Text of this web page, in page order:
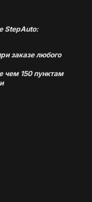
StepAuto:
заказе любого
чем 150 пунктам